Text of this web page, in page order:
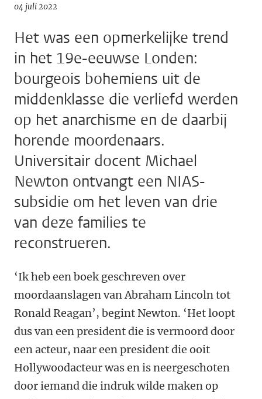
04 juli 2022
Het was een opmerkelijke trend
in het 19e-eeuwse Londen:
bourgeois bohemiens uit de
middenklasse die verliefd werden
op het anarchisme en de daarbij
horende moordenaars.
Universitair docent Michael
Newton ontvangt een NIAS-
subsidie om het leven van drie
van deze families te
reconstrueren.
‘Ik heb een boek geschreven over
moordaanslagen van Abraham Lincoln tot
Ronald Reagan’, begint Newton. ‘Het loopt
dus van een president die is vermoord door
een acteur, naar een president die ooit
Hollywoodacteur was en is neergeschoten
door iemand die indruk wilde maken op